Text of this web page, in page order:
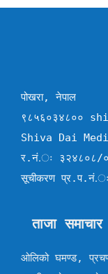
पोखरा, नेपाल
९८५६०३४८००
Shiva Dai
र.नं.ः ३२४८०८/
सूचीकरण
ताजा समाचार
ओलिको घमण्ड,